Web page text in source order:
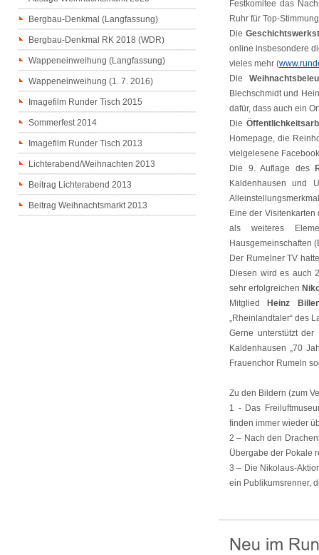
Festkomitee das
Ruhr für Top-
Die
online insbesondere
vieles mehr (
Die
Blechschmidt und
dafür, dass auch ein
Die
Homepage, die
vielgelesene
Die 9. Auflage des
Kaldenhausen und
Eine der
als weiteres
Hausgemeinschaften
Der Rumelner TV
Diesen wird es auch
sehr erfolgreichen
Mitglied
Heinz
„Rheinlandtaler“ des
Gerne unterstützt
Kaldenhausen „70
Frauenchor Rumeln
Zu den Bildern (zum
1 - Das
finden immer wieder
2 – Nach den
Übergabe der Pokale
3 – Die Nikolaus-
ein Publikumsrenner,
Bergbau-Denkmal (Langfassung)
Bergbau-Denkmal RK 2018 (WDR)
Wappeneinweihung (Langfassung)
Wappeneinweihung (1. 7. 2016)
Imagefilm Runder Tisch 2015
Sommerfest 2014
Imagefilm Runder Tisch 2013
Lichterabend/Weihnachten 2013
Beitrag Lichterabend 2013
Beitrag Weihnachtsmarkt 2013